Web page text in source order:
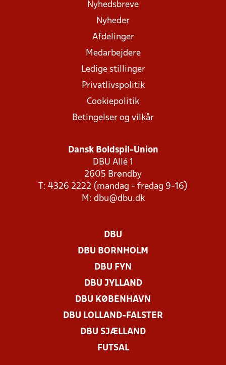
Nyhedsbreve
Nyheder
Afdelinger
Medarbejdere
Ledige stillinger
Privatlivspolitik
Cookiepolitik
Betingelser og vilkår
Dansk Boldspil-Union
DBU Allé 1
2605 Brøndby
T: 4326 2222 (mandag - fredag 9-16)
M: dbu@dbu.dk
DBU
DBU BORNHOLM
DBU FYN
DBU JYLLAND
DBU KØBENHAVN
DBU LOLLAND-FALSTER
DBU SJÆLLAND
FUTSAL